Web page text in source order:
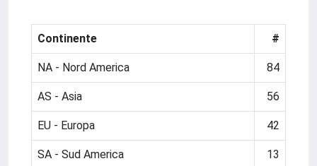
Continente #
NA - Nord America 84
AS - Asia 56
EU - Europa 42
SA - Sud America 13